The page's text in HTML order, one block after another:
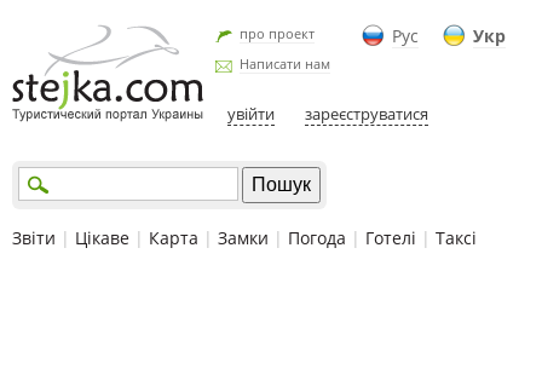
Рус Укр
про проект
Написати нам
увійти зареєструватися
Звіти | Цікаве | Карта | Замки | Погода | Готелі | Таксі